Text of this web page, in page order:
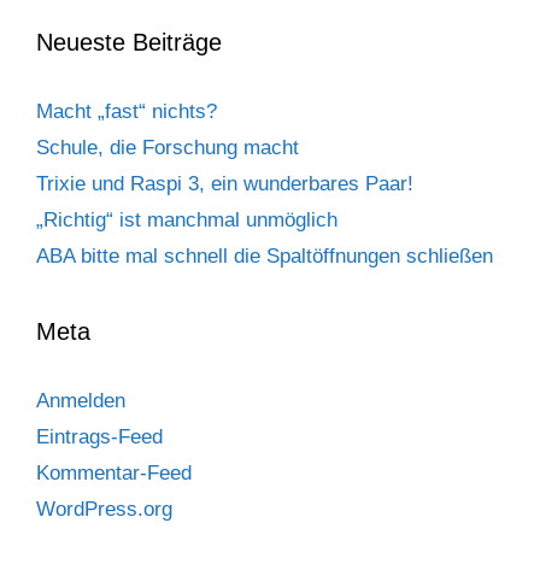
Neueste Beiträge
Macht „fast“ nichts?
Schule, die Forschung macht
Trixie und Raspi 3, ein wunderbares Paar!
„Richtig“ ist manchmal unmöglich
ABA bitte mal schnell die Spaltöffnungen schließen
Meta
Anmelden
Eintrags-Feed
Kommentar-Feed
WordPress.org